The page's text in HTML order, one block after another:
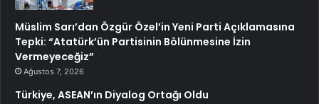
Müslim Sarı’dan Özgür Özel’in Yeni Parti Açıklamasına
Tepki: “Atatürk’ün Partisinin Bölünmesine İzin
Vermeyeceğiz”
Ağustos 7, 2026
Türkiye, ASEAN’ın Diyalog Ortağı Oldu